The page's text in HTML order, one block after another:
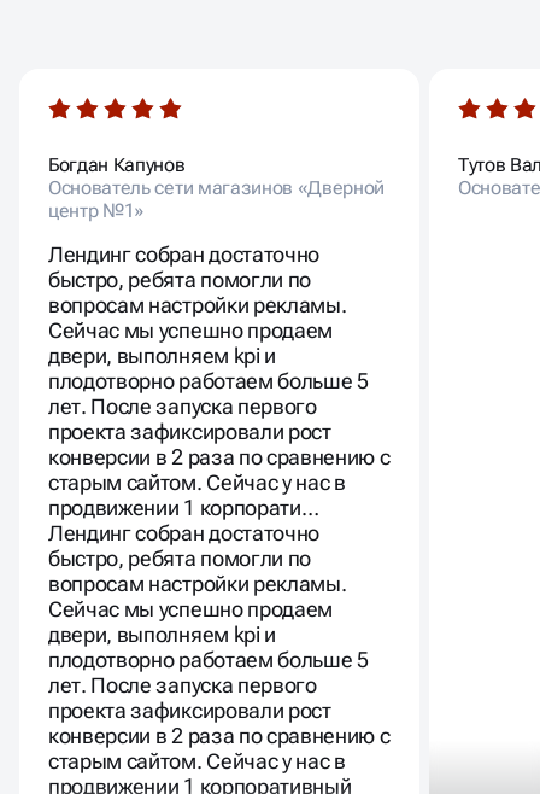
Богдан Капунов
Основатель сети магазинов «Дверной
центр №1»
Лендинг собран достаточно
быстро, ребята помогли по
вопросам настройки рекламы.
Сейчас мы успешно продаем
двери, выполняем kpi и
плодотворно работаем больше 5
лет. После запуска первого
проекта зафиксировали рост
конверсии в 2 раза по сравнению с
старым сайтом. Сейчас у нас в
продвижении 1 корпорати…
Лендинг собран достаточно
быстро, ребята помогли по
вопросам настройки рекламы.
Сейчас мы успешно продаем
двери, выполняем kpi и
плодотворно работаем больше 5
лет. После запуска первого
проекта зафиксировали рост
конверсии в 2 раза по сравнению с
старым сайтом. Сейчас у нас в
продвижении 1 корпоративный
Тутов